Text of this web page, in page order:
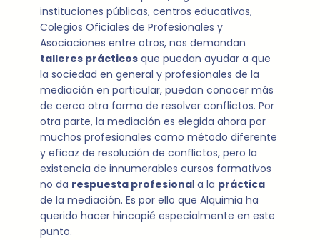
instituciones públicas, centros educativos,
Colegios Oficiales de Profesionales y
Asociaciones entre otros, nos demandan
talleres prácticos que puedan ayudar a que
la sociedad en general y profesionales de la
mediación en particular, puedan conocer más
de cerca otra forma de resolver conflictos. Por
otra parte, la mediación es elegida ahora por
muchos profesionales como método diferente
y eficaz de resolución de conflictos, pero la
existencia de innumerables cursos formativos
no da respuesta profesional a la práctica
de la mediación. Es por ello que Alquimia ha
querido hacer hincapié especialmente en este
punto.